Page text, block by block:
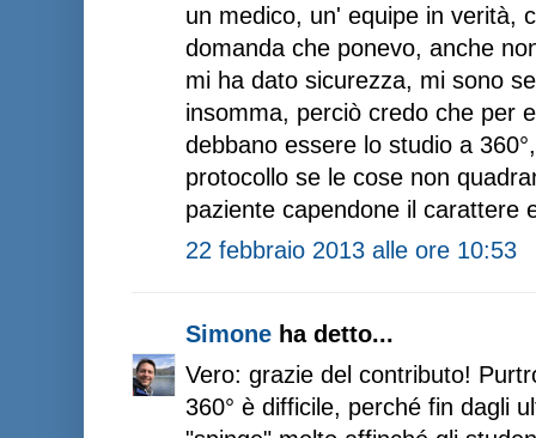
un medico, un' equipe in verità,
domanda che ponevo, anche
mi ha dato sicurezza, mi sono
insomma, perciò credo che per
debbano essere lo studio a
protocollo se le cose non
paziente capendone il carattere
22 febbraio 2013 alle ore 10:53
Simone ha detto...
Vero: grazie del contributo!
360° è difficile, perché fin dagli